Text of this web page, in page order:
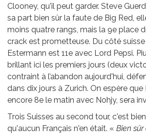
Clooney, qu'il peut garder. Steve
sa part bien sûr la faute de Big Red,
moins quatre rangs, mais la 9e place
crack est prometteuse. Du côté
Estermann est 11e avec Lord Pepsi.
brillant ici les premiers jours (deux
contraint à l’abandon aujourd'hui,
dans dix jours à Zurich. On espère que
encore 8e le matin avec Nohjy, sera
Trois Suisses au second tour, c'est
qu'aucun Français n'en était. « Bien sûr